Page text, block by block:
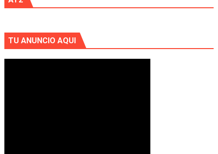
TU ANUNCIO AQUI